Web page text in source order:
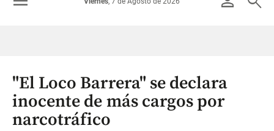
Colombia
"El Loco Barrera" se declara
inocente de más cargos por
narcotráfico